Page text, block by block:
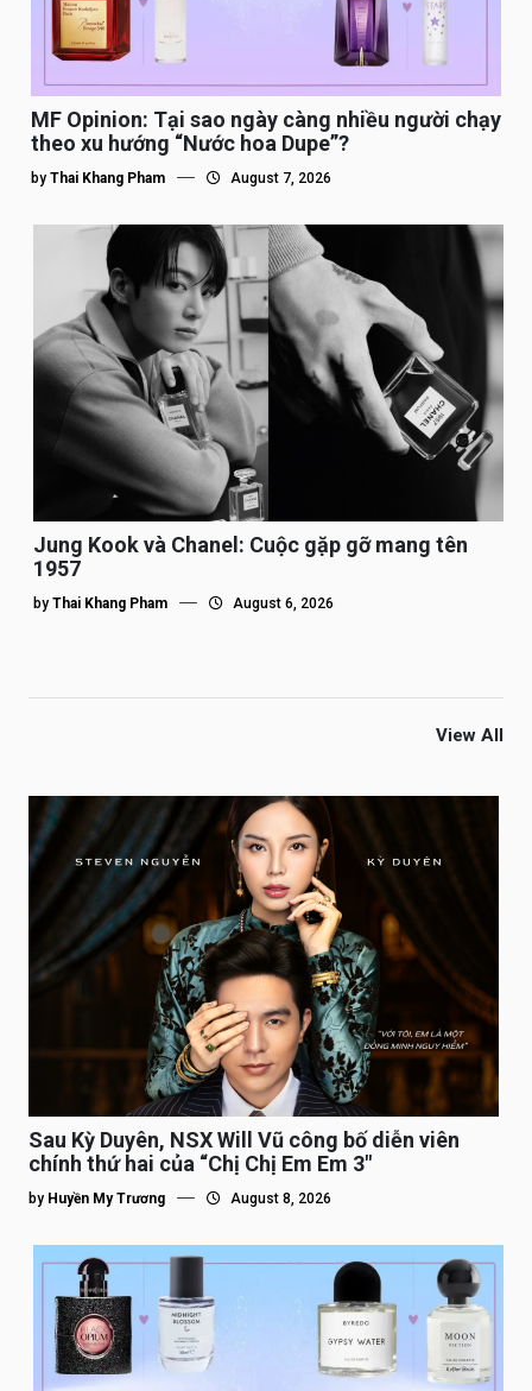
MF Opinion: Tại sao ngày càng nhiều người chạy
theo xu hướng “Nước hoa Dupe”?
by Thai Khang Pham August 7, 2026
Jung Kook và Chanel: Cuộc gặp gỡ mang tên
1957
by Thai Khang Pham August 6, 2026
View All
Sau Kỳ Duyên, NSX Will Vũ công bố diễn viên
chính thứ hai của “Chị Chị Em Em 3″
by Huyền My Trương August 8, 2026